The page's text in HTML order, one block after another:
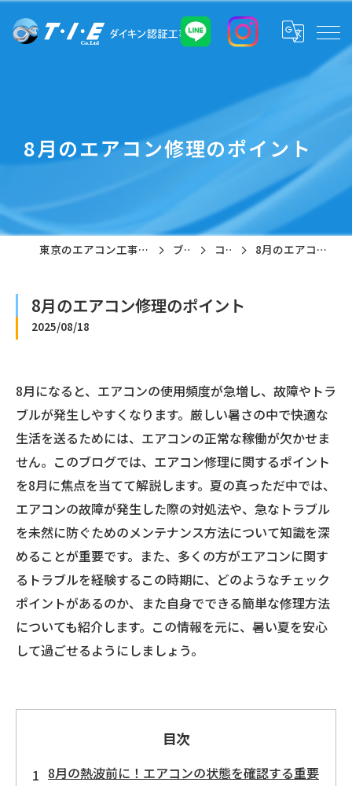
8月のエアコン修理のポイント
東京のエアコン工事なら株式会社T・I・E ブログ コラム 8月のエアコン修理のポイント
8月のエアコン修理のポイント
2025/08/18
8月になると、エアコンの使用頻度が急増し、故障やトラ
ブルが発生しやすくなります。厳しい暑さの中で快適な
生活を送るためには、エアコンの正常な稼働が欠かせま
せん。このブログでは、エアコン修理に関するポイント
を8月に焦点を当てて解説します。夏の真っただ中では、
エアコンの故障が発生した際の対処法や、急なトラブル
を未然に防ぐためのメンテナンス方法について知識を深
めることが重要です。また、多くの方がエアコンに関す
るトラブルを経験するこの時期に、どのようなチェック
ポイントがあるのか、また自身でできる簡単な修理方法
についても紹介します。この情報を元に、暑い夏を安心
して過ごせるようにしましょう。
目次
8月の熱波前に！エアコンの状態を確認する重要